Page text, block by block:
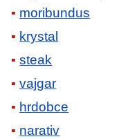
moribundus
krystal
steak
vajgar
hrdobce
narativ